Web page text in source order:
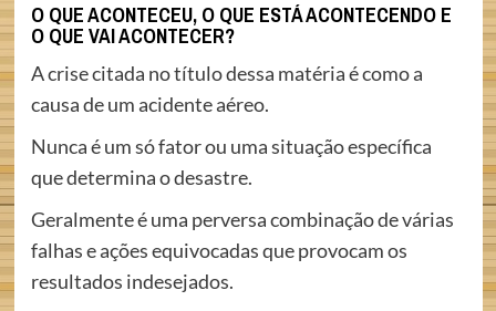
O QUE ACONTECEU, O QUE ESTÁ ACONTECENDO E
O QUE VAI ACONTECER?
A crise citada no título dessa matéria é como a
causa de um acidente aéreo.
Nunca é um só fator ou uma situação específica
que determina o desastre.
Geralmente é uma perversa combinação de várias
falhas e ações equivocadas que provocam os
resultados indesejados.